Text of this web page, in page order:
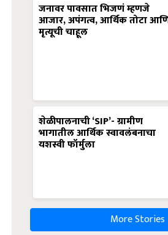
जनावर पावसात भिजणं म्हणजे
आजार, अपंगत्व, आर्थिक तोटा
मृत्यूची चाहूल
शेळीपालनाची ‘SIP’- ग्रामीण
भागातील आर्थिक स्वावलंबनाचा
यशस्वी फॉर्मुला
More Stories